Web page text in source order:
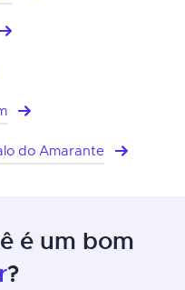
do Amarante
é um bom
?